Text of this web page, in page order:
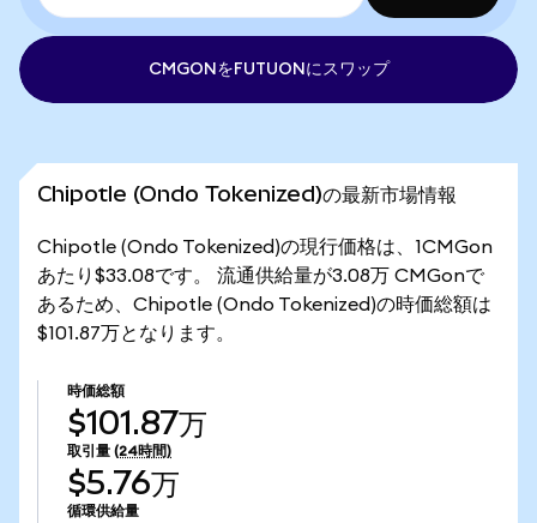
CMGONをFUTUONにスワップ
Chipotle (Ondo Tokenized)の最新市場情報
Chipotle (Ondo Tokenized)の現行価格は、1CMGon
あたり$33.08です。 流通供給量が3.08万 CMGonで
あるため、Chipotle (Ondo Tokenized)の時価総額は
$101.87万となります。
時価総額
$101.87万
取引量 (24時間)
$5.76万
循環供給量